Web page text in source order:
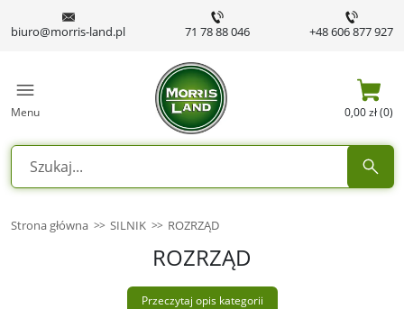
biuro@morris-land.pl 71 78 88 046 +48 606 877 927
Menu 0,00 zł (0)
Strona główna SILNIK ROZRZĄD
ROZRZĄD
Przeczytaj opis kategorii